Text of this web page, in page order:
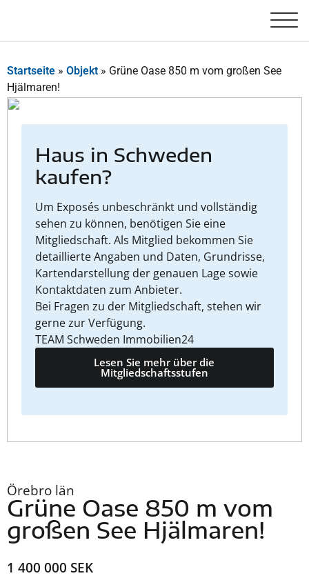
Startseite » Objekt » Grüne Oase 850 m vom großen See
Hjälmaren!
Haus in Schweden
kaufen?
Um Exposés unbeschränkt und vollständig
sehen zu können, benötigen Sie eine
Mitgliedschaft. Als Mitglied bekommen Sie
detaillierte Angaben und Daten, Grundrisse,
Kartendarstellung der genauen Lage sowie
Kontaktdaten zum Anbieter.
Bei Fragen zu der Mitgliedschaft, stehen wir
gerne zur Verfügung.
TEAM Schweden Immobilien24
Lesen Sie mehr über die
Mitgliedschaftsstufen
Örebro län
Grüne Oase 850 m vom
großen See Hjälmaren!
1 400 000 SEK